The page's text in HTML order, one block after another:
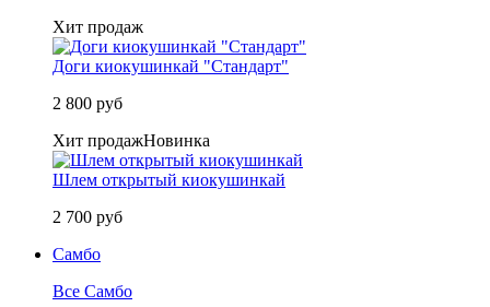
Хит продаж
Доги киокушинкай "Стандарт"
2 800 руб
Хит продажНовинка
Шлем открытый киокушинкай
2 700 руб
Самбо
Все Самбо